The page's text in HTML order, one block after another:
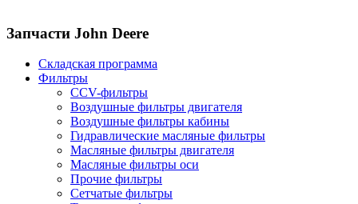
Запчасти John Deere
Складская программа
Фильтры
CCV-фильтры
Воздушные фильтры двигателя
Воздушные фильтры кабины
Гидравлические масляные фильтры
Масляные фильтры двигателя
Масляные фильтры оси
Прочие фильтры
Сетчатые фильтры